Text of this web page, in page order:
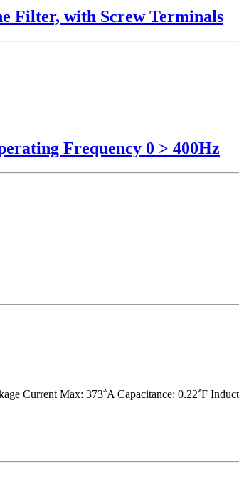
Filter, with Screw Terminals
Frequency 0 > 400Hz
Current Max: 373΅A Capacitance: 0.22΅F